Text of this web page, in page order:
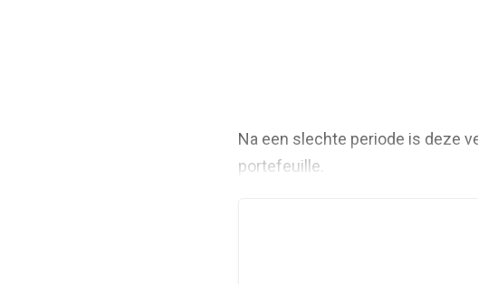
Na een slechte periode is deze
portefeuille.